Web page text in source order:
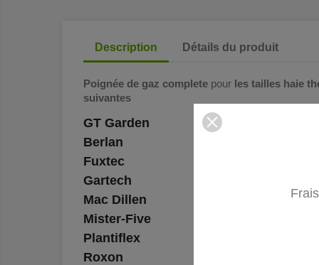
Description Détails du produit
Poignée de gaz complete pour les tailles haie
suivantes
GT Garden
Berlan
Fuxtec
Gartech
Mac Dillen
Mister-Five
Plantiflex
Roxon